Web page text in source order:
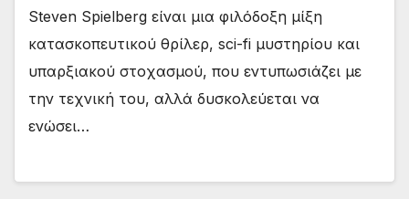
Steven Spielberg είναι μια φιλόδοξη μίξη
κατασκοπευτικού θρίλερ, sci-fi μυστηρίου και
υπαρξιακού στοχασμού, που εντυπωσιάζει με
την τεχνική του, αλλά δυσκολεύεται να
ενώσει…